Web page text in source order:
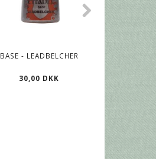
BASE - LEADBELCHER
30,00 DKK
BASE -